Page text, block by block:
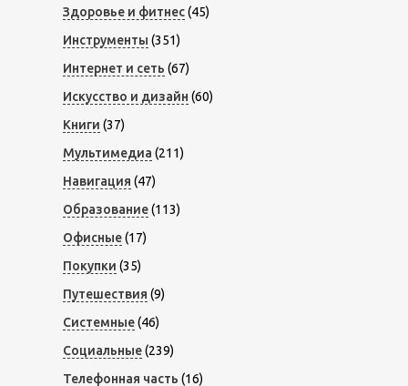
Здоровье и фитнес(45)
Инструменты (351)
Интернет и сеть (67)
Искусство и дизайн (60)
Книги (37)
Мультимедиа (211)
Навигация (47)
Образование(113)
Офисные(17)
Покупки (35)
Путешествия (9)
Системные(46)
Социальные(239)
Телефонная часть (16)